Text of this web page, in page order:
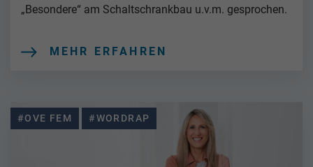
„Besondere“ am Schaltschrankbau u.v.m. gesprochen.
MEHR ERFAHREN
#OVE FEM #WORDRAP